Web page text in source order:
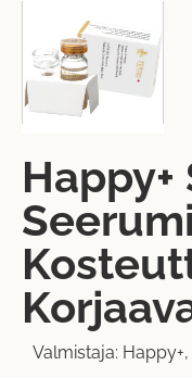
Happy+
Valmistaja: Happy+,